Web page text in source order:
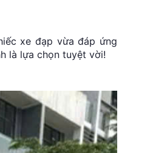
xe đạp vừa đáp ứng
là lựa chọn tuyệt vời!